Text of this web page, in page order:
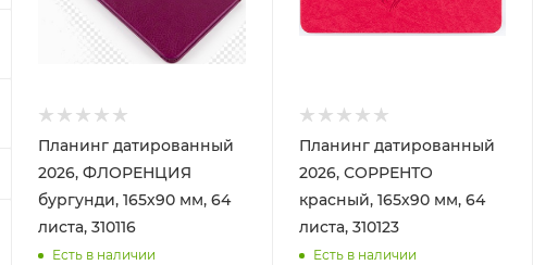
Планинг датированный
2026, ФЛОРЕНЦИЯ
бургунди, 165х90 мм, 64
листа, 310116
Есть в наличии
Планинг датированный
2026, СОРРЕНТО
красный, 165х90 мм, 64
листа, 310123
Есть в наличии